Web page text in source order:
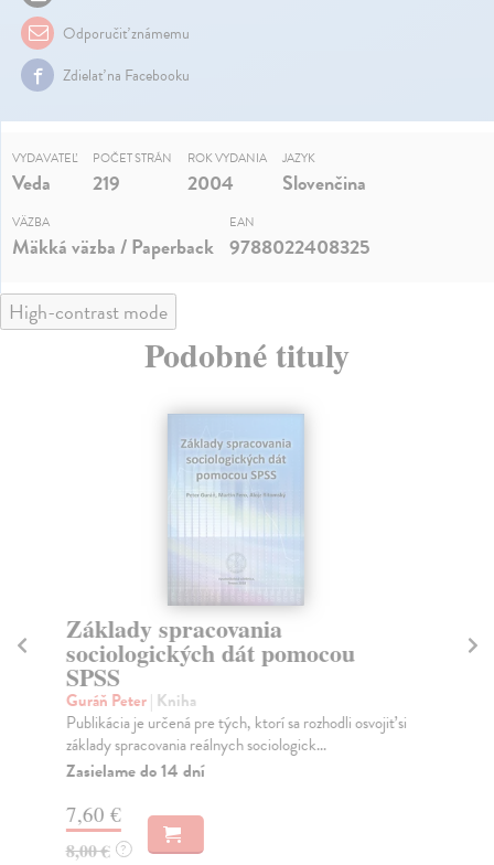
Odporučiť známemu
Zdielať na Facebooku
VYDAVATEĽ
Veda
POČET STRÁN
219
ROK VYDANIA
2004
JAZYK
Slovenčina
VÄZBA
Mäkká väzba / Paperback
EAN
9788022408325
High-contrast mode
Podobné tituly
Základy spracovania
sociologických dát pomocou
SPSS
Guráň Peter| Kniha
Publikácia je určená pre tých, ktorí sa rozhodli osvojiť si
základy spracovania reálnych sociologick...
Zasielame do 14 dní
7,60 €
8,00 € ?